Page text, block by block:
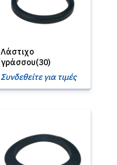
Λάστιχο
γράσσου(30)
Συνδεθείτε για τιμές